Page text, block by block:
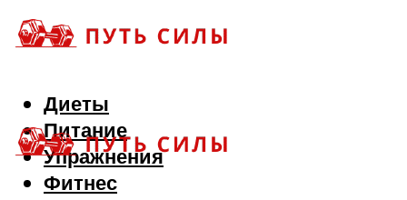
Диеты
Питание
Упражнения
Фитнес